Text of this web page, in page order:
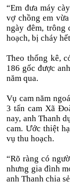
“Em đưa máy
vợ chồng em
ngày đêm, trông
hoạch, bị cháy
Theo thống kê,
186 gốc được
năm qua.
Vụ cam năm
3 tấn cam Xã
nay, anh Thanh
cam. Ước thiệt
vụ thu hoạch.
“Rõ ràng có
nhưng gia đình
anh Thanh chia